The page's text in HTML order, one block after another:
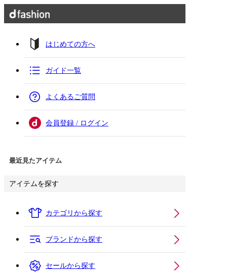
はじめての方へ
ガイド一覧
よくあるご質問
会員登録 / ログイン
最近見たアイテム
アイテムを探す
カテゴリから探す
ブランドから探す
セールから探す